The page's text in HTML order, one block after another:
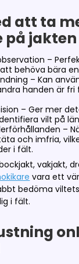
att ta
på jakten
–
behöva bära
– Kan
handen är
– Ger mer
vilt på
–
och imfria,
i fält.
vakjakt,
vara ett
bedöma
i fält.